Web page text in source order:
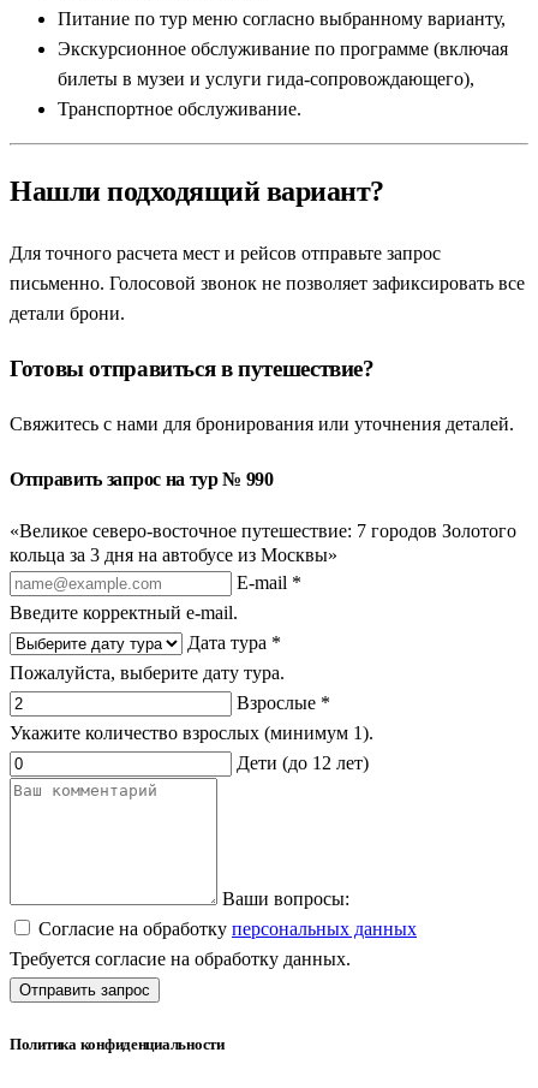
Питание по тур меню согласно выбранному варианту,
Экскурсионное обслуживание по программе (включая
билеты в музеи и услуги гида-сопровождающего),
Транспортное обслуживание.
Нашли подходящий вариант?
Для точного расчета мест и рейсов отправьте запрос
письменно. Голосовой звонок не позволяет зафиксировать все
детали брони.
Готовы отправиться в путешествие?
Свяжитесь с нами для бронирования или уточнения деталей.
Отправить запрос на тур № 990
«Великое северо-восточное путешествие: 7 городов Золотого
кольца за 3 дня на автобусе из Москвы»
E-mail *
Введите корректный e-mail.
Дата тура *
Пожалуйста, выберите дату тура.
Взрослые *
Укажите количество взрослых (минимум 1).
Дети (до 12 лет)
Ваши вопросы:
Согласие на обработку персональных данных
Требуется согласие на обработку данных.
Отправить запрос
Политика конфиденциальности